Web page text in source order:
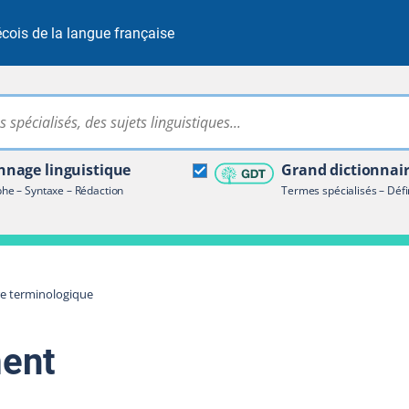
de la langue française
Rechercher dans tout le site
linguistique
– Syntaxe – Rédaction
Grand
Termes spécialisés –
terminologique
terminologique